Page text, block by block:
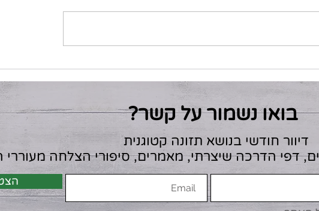
בואו נשמור על קשר?
דיוור חודשי בנושא תזונה קטוגנית
דפי הדרכה שיצרתי, מאמרים, סיפורי הצלחה מעוררי